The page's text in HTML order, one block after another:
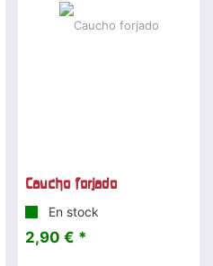
Caucho forjado
En stock
2,90 € *